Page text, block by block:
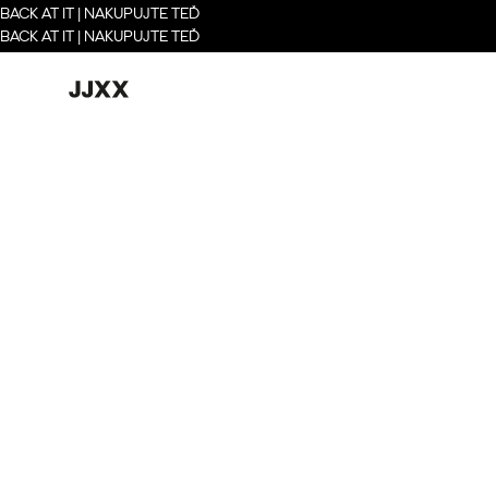
BACK AT IT | NAKUPUJTE TEĎ
BACK AT IT | NAKUPUJTE TEĎ